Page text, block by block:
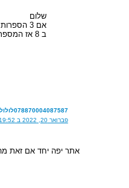
שלום
אם 3
ב 8 אז המספר כולו מתחלק ב- 8.
078870004087587לולולולה
פברואר 20, 2022 ב 19:52
אתר יפה יחד אם זאת